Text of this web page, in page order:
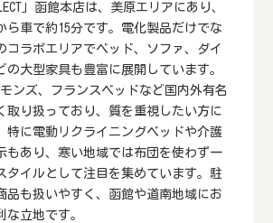
」函館本店は、美原エリアにあり、
ら車で約15分です。電化製品だけでな
コラボエリアでベッド、ソファ、ダイ
の大型家具も豊富に展開しています。
ンズ、フランスベッドなど国内外有名
取り扱っており、質を重視したい方に
特に電動リクライニングベッドや介護
もあり、寒い地域では布団を使わず一
タイルとして注目を集めています。駐
品も扱いやすく、函館や道南地域にお
な立地です。